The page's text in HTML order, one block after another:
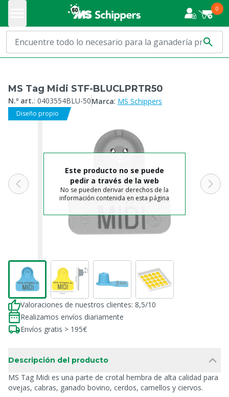
0
MS Tag Midi STF-BLUCLPRTR50
N.º art.: 0403554BLU-50Marca: MS Schippers
Diseño propio
Este producto no se puede
pedir a través de la web
No se pueden derivar derechos de la
información contenida en esta página
Valoraciones de nuestros clientes: 8,5/10
Realizamos envíos diariamente
Envíos gratis > 195€
Descripción del producto
MS Tag Midi es una parte de crotal hembra de alta calidad para
ovejas, cabras, ganado bovino, cerdos, camellos y ciervos.